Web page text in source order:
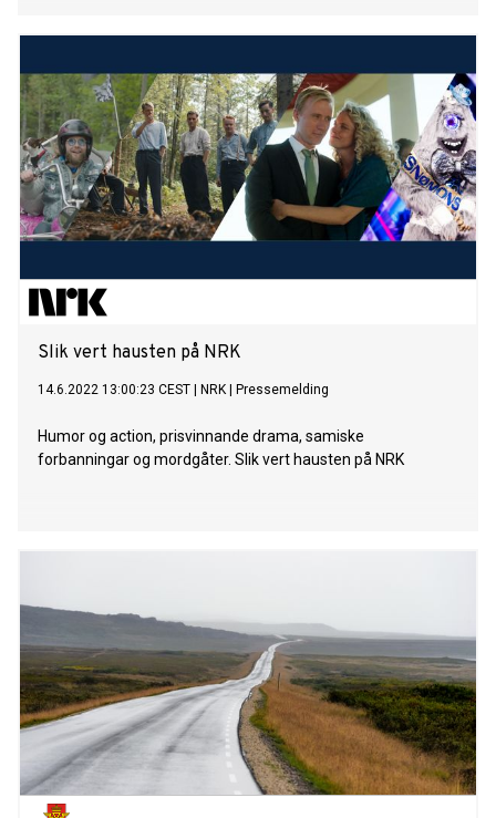
Slik vert hausten på NRK
14.6.2022 13:00:23 CEST NRK Pressemelding
Humor og action, prisvinnande drama, samiske
forbanningar og mordgåter. Slik vert hausten på NRK